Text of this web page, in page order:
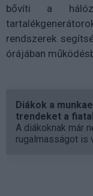
bővíti a
rendszerek
órájában
Diákok a
trendeket a
A diákoknak már
rugalmasságot is